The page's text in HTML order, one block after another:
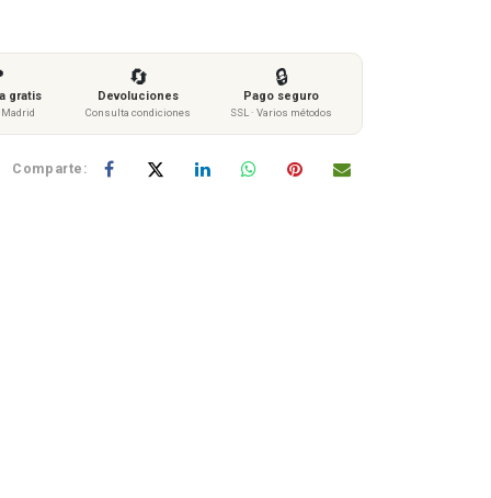
gratis
🔄
Devoluciones
Consulta condiciones
🔒
Pago seguro
SSL · Varios métodos
Comparte: